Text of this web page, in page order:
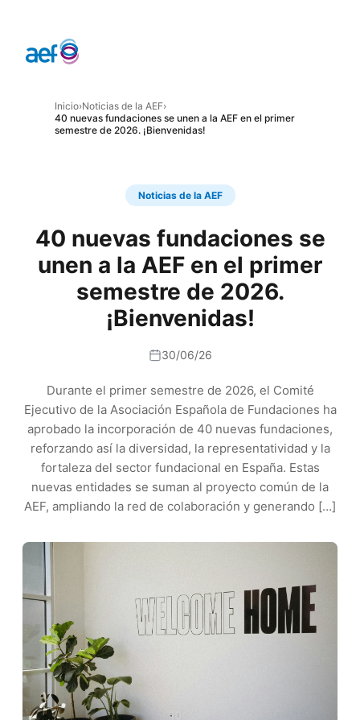
Inicio›Noticias de la AEF›
40 nuevas fundaciones se unen a la AEF en el primer
semestre de 2026. ¡Bienvenidas!
Noticias de la AEF
40 nuevas fundaciones se
unen a la AEF en el primer
semestre de 2026.
¡Bienvenidas!
30/06/26
Durante el primer semestre de 2026, el Comité
Ejecutivo de la Asociación Española de Fundaciones ha
aprobado la incorporación de 40 nuevas fundaciones,
reforzando así la diversidad, la representatividad y la
fortaleza del sector fundacional en España. Estas
nuevas entidades se suman al proyecto común de la
AEF, ampliando la red de colaboración y generando […]